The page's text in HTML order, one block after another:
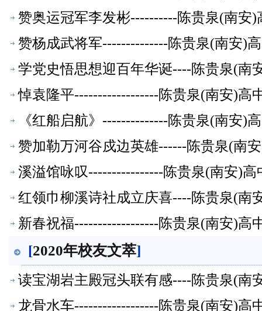
赞奥运冠军李发彬----------陈贵泉(南安)
赞杨成武将军--------------陈贵泉(南安)
学党史悟思想迎百年华诞----陈贵泉(南
悼袁隆平------------------陈贵泉(南安)高
《红船启航》--------------陈贵泉(南安)
赞加勒万河谷戍边英雄------陈贵泉(南
溪溢馆咏叹----------------陈贵泉(南安)高
红领巾柳溪诗社成立庆喜----陈贵泉(南
新春祝福------------------陈贵泉(南安)高
[2020年校友文萃]
读宝湖岩主殿冠头联有感----陈贵泉(南
龙骨水车------------------陈贵泉(南安)高